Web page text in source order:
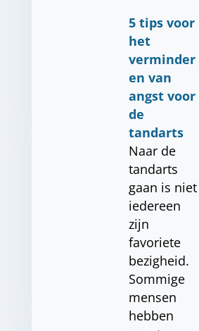
5 tips voor
het
verminder
en van
angst voor
de
tandarts
Naar de
tandarts
gaan is niet
iedereen
zijn
favoriete
bezigheid.
Sommige
mensen
hebben